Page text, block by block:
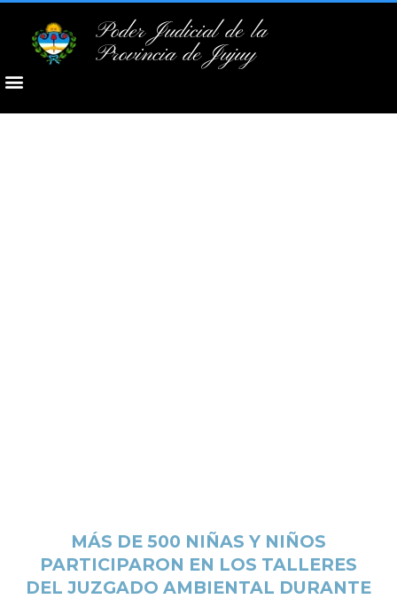
Poder Judicial de la
Provincia de Jujuy
MÁS DE 500 NIÑAS Y NIÑOS
PARTICIPARON EN LOS TALLERES
DEL JUZGADO AMBIENTAL DURANTE